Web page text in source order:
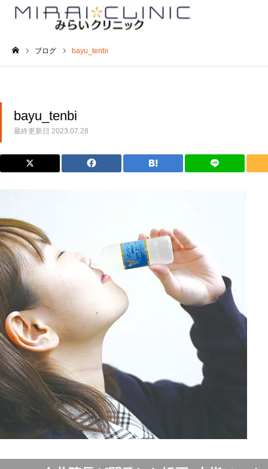
ブログ bayu_tenbi
bayu_tenbi
最終更新日 2023.07.28